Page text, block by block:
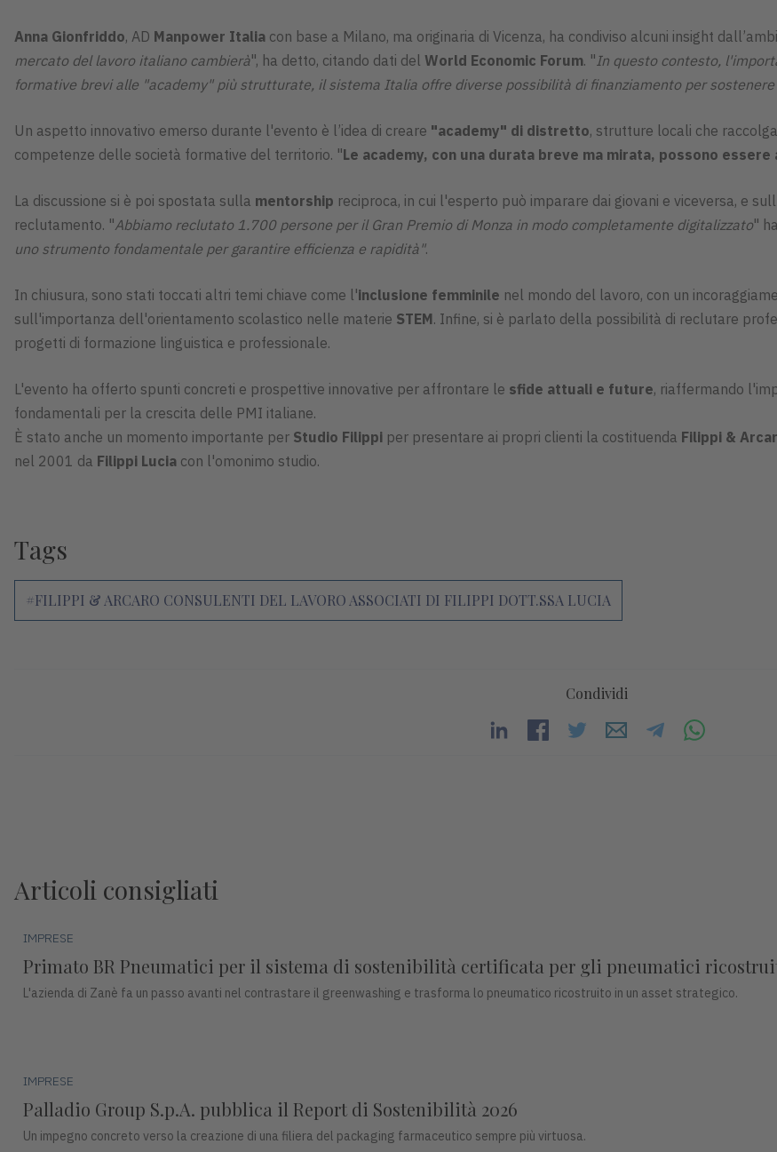
Anna Gionfriddo, AD Manpower Italia con base a Milano, ma originaria di Vicenza, ha condiviso alcuni insight
mercato del lavoro italiano cambierà", ha detto, citando dati del World Economic Forum. " In questo contesto,
formative brevi alle "academy" più strutturate, il sistema Italia offre diverse possibilità di finanziamento per
Un aspetto innovativo emerso durante l'evento è l’idea di creare "academy" di distretto, strutture locali che
competenze delle società formative del territorio. "Le academy, con una durata breve ma mirata, possono
La discussione si è poi spostata sulla mentorship reciproca, in cui l'esperto può imparare dai giovani e viceversa, e
reclutamento. "Abbiamo reclutato 1.700 persone per il Gran Premio di Monza in modo completamente digitalizzato"
uno strumento fondamentale per garantire efficienza e rapidità".
In chiusura, sono stati toccati altri temi chiave come l'inclusione femminile nel mondo del lavoro, con un
sull'importanza dell'orientamento scolastico nelle materie STEM. Infine, si è parlato della possibilità di reclutare
progetti di formazione linguistica e professionale.
L'evento ha offerto spunti concreti e prospettive innovative per affrontare le sfide attuali e future, riaffermando
fondamentali per la crescita delle PMI italiane.
È stato anche un momento importante per Studio Filippi per presentare ai propri clienti la costituenda Filippi &
nel 2001 da Filippi Lucia con l'omonimo studio.
Tags
#FILIPPI & ARCARO CONSULENTI DEL LAVORO ASSOCIATI DI FILIPPI DOTT.SSA LUCIA
Condividi
Articoli consigliati
IMPRESE
Primato BR Pneumatici per il sistema di sostenibilità certificata per gli pneumatici
L'azienda di Zanè fa un passo avanti nel contrastare il greenwashing e trasforma lo pneumatico ricostruito in un asset strategico.
IMPRESE
Palladio Group S.p.A. pubblica il Report di Sostenibilità 2026
Un impegno concreto verso la creazione di una filiera del packaging farmaceutico sempre più virtuosa.